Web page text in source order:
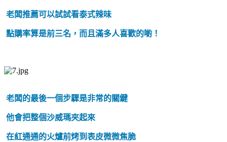
老闆推薦可以試試看泰式辣味
點購率算是前三名，而且滿多人喜歡的喲！
老闆的最後一個步驟是非常的關鍵
他會把整個沙威瑪夾起來
在紅通通的火爐前烤到表皮微微焦脆